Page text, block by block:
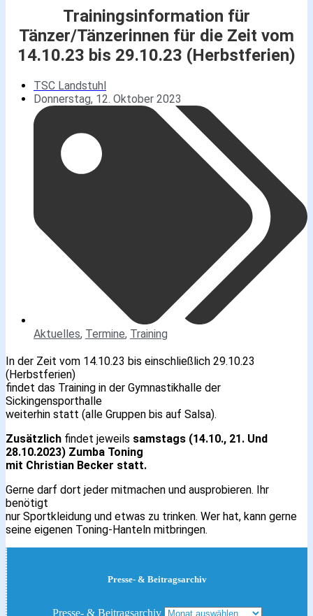
Trainingsinformation für
Tänzer/Tänzerinnen für die Zeit vom
14.10.23 bis 29.10.23 (Herbstferien)
TSC Landstuhl
Donnerstag, 12. Oktober 2023
Aktuelles, Termine, Training
In der Zeit vom 14.10.23 bis einschließlich 29.10.23
(Herbstferien)
findet das Training in der Gymnastikhalle der
Sickingensporthalle
weiterhin statt (alle Gruppen bis auf Salsa).
Zusätzlich findet jeweils samstags (14.10., 21. Und
28.10.2023) Zumba Toning
mit Christian Becker statt.
Gerne darf dort jeder mitmachen und ausprobieren. Ihr
benötigt
nur Sportkleidung und etwas zu trinken. Wer hat, kann gerne
seine eigenen Toning-Hanteln mitbringen.
Presse- & Beitragsarchiv
Presse- & Beitragsarchiv